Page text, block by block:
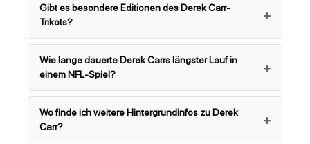
Gibt es besondere Editionen des Derek Carr-
Trikots?
Wie lange dauerte Derek Carrs längster Lauf in
einem NFL-Spiel?
Wo finde ich weitere Hintergrundinfos zu Derek
Carr?